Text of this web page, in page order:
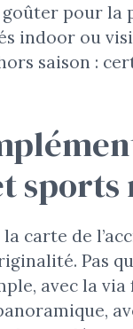
pour la
indoor ou
saison :
carte de
Pas
avec la